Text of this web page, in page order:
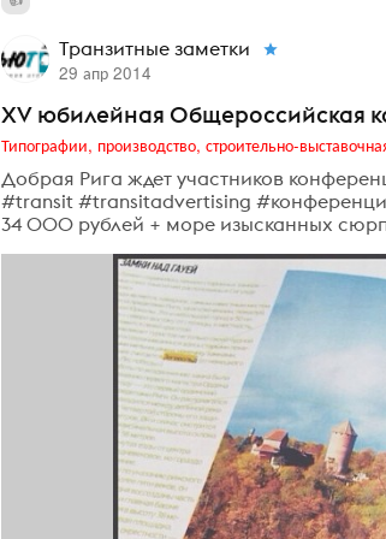
Транзитные заметки
29 апр 2014
XV юбилейная Общероссийская
Типографии, производство, строительно-
Добрая Рига ждет участников
#transit #transitadvertising
34 000 рублей + море изысканных